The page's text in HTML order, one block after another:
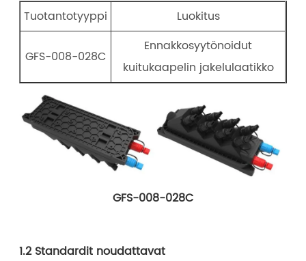
Tuotantotyyppi
Luokitus
GFS-008-028C
Ennakkosyytönoidut
kuitukaapelin jakelulaatikko
GFS-008-028C
1.2 Standardit noudattavat